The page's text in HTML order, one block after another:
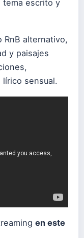
tema escrito y
RnB alternativo,
y paisajes
sensual.
en este